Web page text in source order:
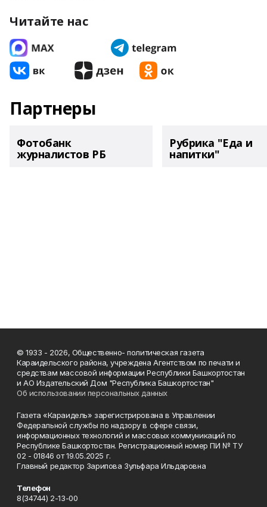
Читайте нас
Партнеры
Фотобанк
журналистов РБ
Рубрика "Еда и
напитки"
© 1933 - 2026, Общественно- политическая газета
Караидельского района, учреждена Агентством по печати и
средствам массовой информации Республики Башкортостан
и АО Издательский Дом "Республика Башкортостан"
Об использовании персональных данных
Газета «Караидель» зарегистрирована в Управлении
Федеральной службы по надзору в сфере связи,
информационных технологий и массовых коммуникаций по
Республике Башкортостан. Регистрационный номер ПИ № ТУ
02 - 01846 от 19.05.2025 г.
Главный редактор Зарипова Зульфара Ильдаровна
Телефон
8(34744) 2-13-00